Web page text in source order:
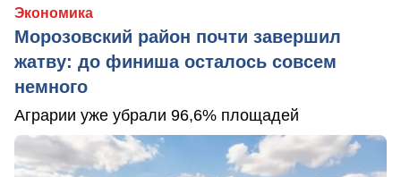
Экономика
Морозовский район почти завершил
жатву: до финиша осталось совсем
немного
Аграрии уже убрали 96,6% площадей